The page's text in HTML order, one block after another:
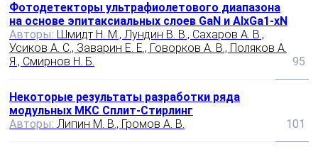
Фотодетекторы ультрафиолетового диапазона
на основе эпитаксиальных слоев GaN и AlxGa1-xN
Авторы: Шмидт Н. М., Лундин В. В., Сахаров А. В.,
Усиков А. С., Заварин Е. Е., Говорков А. В., Поляков А.
Я., Смирнов Н. Б.
95
Некоторые результаты разработки ряда
модульных МКС Сплит-Стирлинг
Авторы: Липин М. В., Громов А. В. 101